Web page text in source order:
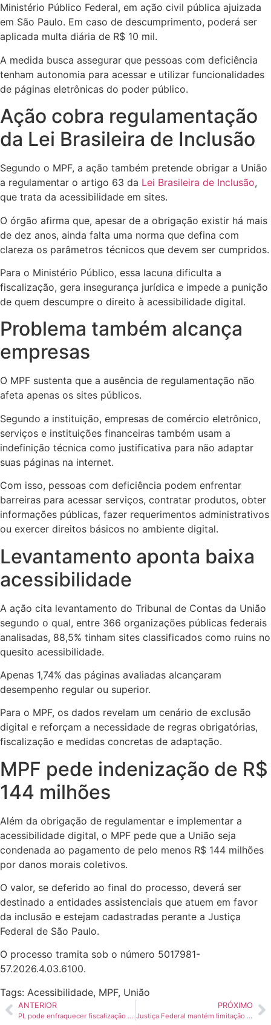
Ministério Público Federal, em ação civil pública ajuizada
em São Paulo. Em caso de descumprimento, poderá ser
aplicada multa diária de R$ 10 mil.
A medida busca assegurar que pessoas com deficiência
tenham autonomia para acessar e utilizar funcionalidades
de páginas eletrônicas do poder público.
Ação cobra regulamentação
da Lei Brasileira de Inclusão
Segundo o MPF, a ação também pretende obrigar a União
a regulamentar o artigo 63 da Lei Brasileira de Inclusão,
que trata da acessibilidade em sites.
O órgão afirma que, apesar de a obrigação existir há mais
de dez anos, ainda falta uma norma que defina com
clareza os parâmetros técnicos que devem ser cumpridos.
Para o Ministério Público, essa lacuna dificulta a
fiscalização, gera insegurança jurídica e impede a punição
de quem descumpre o direito à acessibilidade digital.
Problema também alcança
empresas
O MPF sustenta que a ausência de regulamentação não
afeta apenas os sites públicos.
Segundo a instituição, empresas de comércio eletrônico,
serviços e instituições financeiras também usam a
indefinição técnica como justificativa para não adaptar
suas páginas na internet.
Com isso, pessoas com deficiência podem enfrentar
barreiras para acessar serviços, contratar produtos, obter
informações públicas, fazer requerimentos administrativos
ou exercer direitos básicos no ambiente digital.
Levantamento aponta baixa
acessibilidade
A ação cita levantamento do Tribunal de Contas da União
segundo o qual, entre 366 organizações públicas federais
analisadas, 88,5% tinham sites classificados como ruins no
quesito acessibilidade.
Apenas 1,74% das páginas avaliadas alcançaram
desempenho regular ou superior.
Para o MPF, os dados revelam um cenário de exclusão
digital e reforçam a necessidade de regras obrigatórias,
fiscalização e medidas concretas de adaptação.
MPF pede indenização de R$
144 milhões
Além da obrigação de regulamentar e implementar a
acessibilidade digital, o MPF pede que a União seja
condenada ao pagamento de pelo menos R$ 144 milhões
por danos morais coletivos.
O valor, se deferido ao final do processo, deverá ser
destinado a entidades assistenciais que atuem em favor
da inclusão e estejam cadastradas perante a Justiça
Federal de São Paulo.
O processo tramita sob o número 5017981-
57.2026.4.03.6100.
Tags: Acessibilidade, MPF, União
ANTERIOR
PL pode enfraquecer fiscalização dos direitos do consumidor, alerta Senacon
PRÓXIMO
Justiça Federal mantém limitação da cobrança de ingressos em Jericoacoara